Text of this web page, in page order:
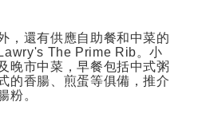
，還有供應自助餐和中菜的
Lawry's The Prime Rib。小
晚市中菜，早餐包括中式粥
的香腸、煎蛋等俱備，推介
粉。